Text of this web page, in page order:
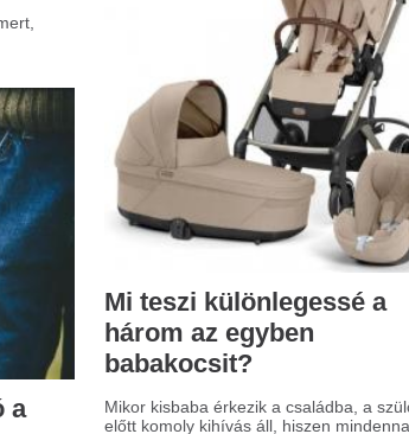
A sportfogadás művészete:
stratégiák és lehetőségek
A sportfogadás világa izgalmakkal és
kihívásokkal teli. Sokan csupán
szerencsejátékként gondolnak rá, ahol
mindig a fogadóirodáknak áll a zászló. De
vajon tényleg így van, vagy a sportfogadás
sokkal összetettebb ennél? Gondoltál már
mélyére ásva milyen stratégiák és